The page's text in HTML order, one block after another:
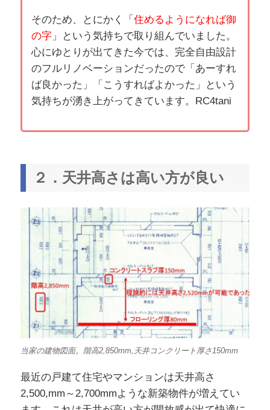
そのため、とにかく「 住めるようになれば御
の字」という気持ちで取り組んでいました。
心にゆとりが出てきた今では、完全自由設計
のフルリノベーションだったので「あーすれ
ば良かった」「こうすればよかった」という
気持ちが湧き上がってきています。RC4tani
２．天井高さは高い方が良い
当家の建物図面。階高2,850mm,天井コンクリート厚さ150mm
最近の戸建て住宅やマンションは天井高さ
2,500,mm～2,700mmような新築物件が増えてい